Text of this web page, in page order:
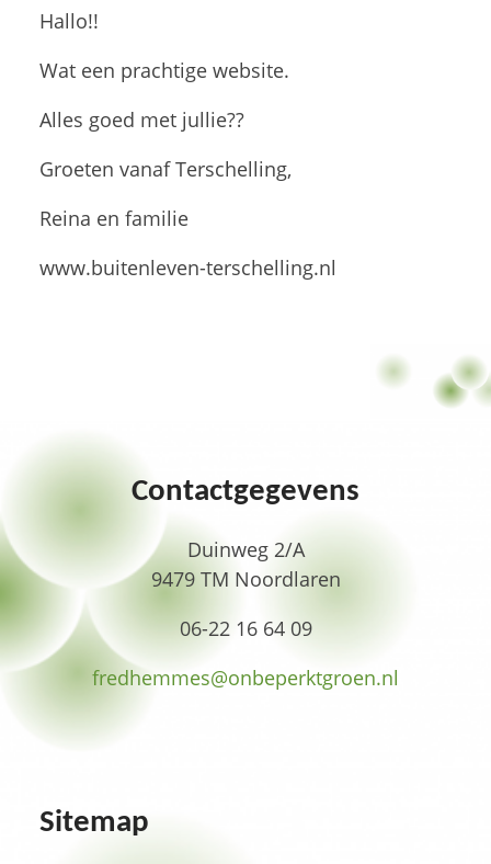
Hallo!!
Wat een prachtige website.
Alles goed met jullie??
Groeten vanaf Terschelling,
Reina en familie
www.buitenleven-terschelling.nl
Contactgegevens
Duinweg 2/A
9479 TM Noordlaren
06-22 16 64 09
fredhemmes­@onbeperktgroen.nl
Sitemap